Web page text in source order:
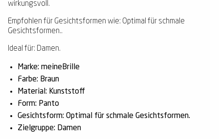
wirkungsvoll.
Empfohlen für Gesichtsformen wie: Optimal für schmale
Gesichtsformen..
Ideal für: Damen.
Marke: meineBrille
Farbe: Braun
Material: Kunststoff
Form: Panto
Gesichtsform: Optimal für schmale Gesichtsformen.
Zielgruppe: Damen